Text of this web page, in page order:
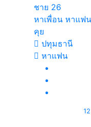
ชาย 26
หาเพื่อน หาแฟ
คุย
ปทุมธานี
หาแฟน